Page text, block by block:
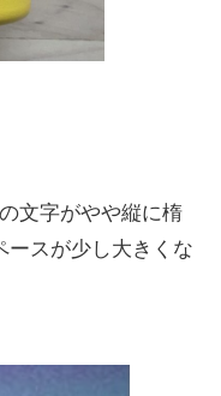
文字がやや縦に楕
ースが少し大きくな